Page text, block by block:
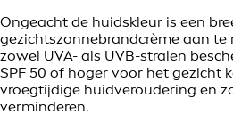
Ongeacht de huidskleur is een
gezichtszonnebrandcrème aan
zowel UVA- als UVB-stralen
SPF 50 of hoger voor het gezicht
vroegtijdige huidveroudering en
verminderen.